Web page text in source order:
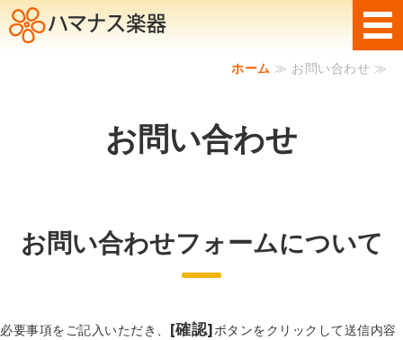
石川県金沢市の音楽教
お問い合わせ
ホーム ≫ お問い合わせ ≫
お問い合わせ
お問い合わせフォームについて
必要事項をご記入いただき、 [確認]ボタンをクリックして送信内容